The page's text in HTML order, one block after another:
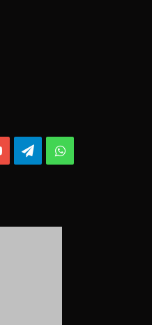
YouTubeTelegramWhatsApp